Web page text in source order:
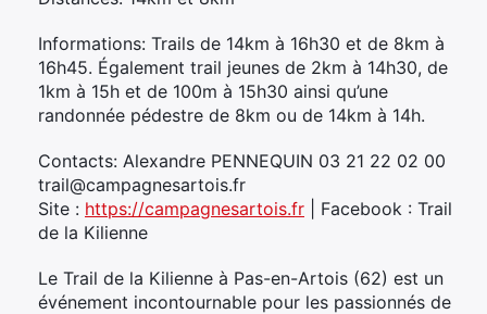
Informations: Trails de 14km à 16h30 et de 8km à
16h45. Également trail jeunes de 2km à 14h30, de
1km à 15h et de 100m à 15h30 ainsi qu’une
randonnée pédestre de 8km ou de 14km à 14h.
Contacts: Alexandre PENNEQUIN 03 21 22 02 00
trail@campagnesartois.fr
Site : https://campagnesartois.fr | Facebook : Trail
de la Kilienne
Le Trail de la Kilienne à Pas-en-Artois (62) est un
événement incontournable pour les passionnés de